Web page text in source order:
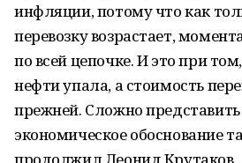
инфляции, потому что как
перевозку возрастает,
по всей цепочке. И это при
нефти упала, а стоимость
прежней. Сложно представить
экономическое обоснование